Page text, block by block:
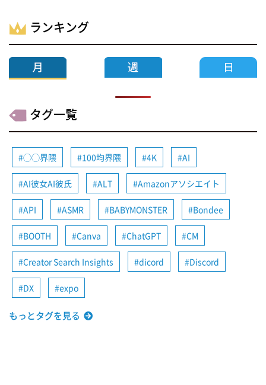
ランキング
タグ一覧
◯◯界隈 100均界隈 4K AI
AI彼女AI彼氏 ALT Amazonアソシエイト
API ASMR BABYMONSTER Bondee
BOOTH Canva ChatGPT CM
Creator Search Insights dicord Discord
DX expo
もっとタグを見る